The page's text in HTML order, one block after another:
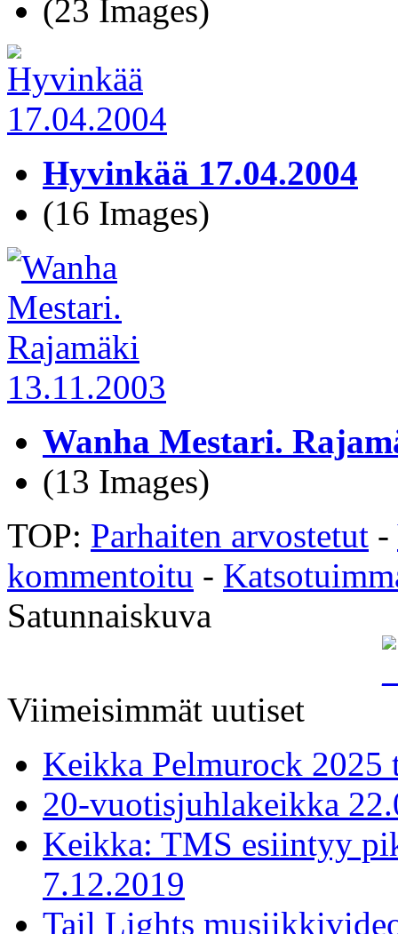
(23 Images)
Hyvinkää 17.04.2004
(16 Images)
Wanha Mestari.
(13 Images)
TOP: Parhaiten arvostetut -
kommentoitu -
Satunnaiskuva
Viimeisimmät uutiset
Keikka Pelmurock 2025
20-vuotisjuhlakeikka
Keikka: TMS esiintyy
7.12.2019
Tail Lights